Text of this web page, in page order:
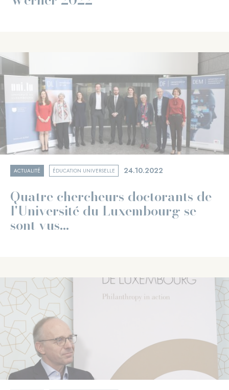
ACTUALITÉ ÉDUCATION UNIVERSELLE 24.10.2022
Quatre chercheurs doctorants de
l'Université du Luxembourg se
sont vus...